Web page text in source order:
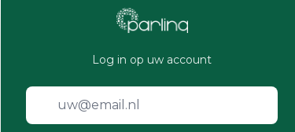
Log in op uw account